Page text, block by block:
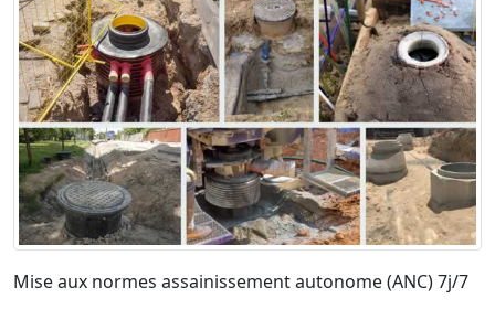
Mise aux normes assainissement autonome (ANC) 7j/7